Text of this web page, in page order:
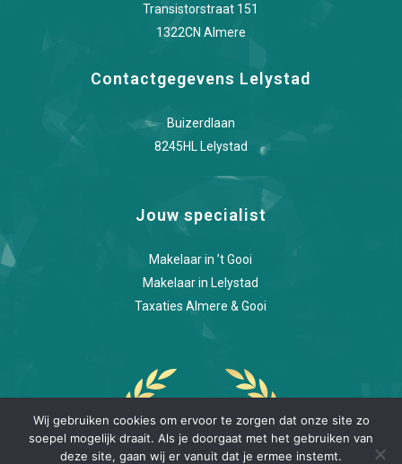
Transistorstraat 151
1322CN Almere
Contactgegevens Lelystad
Buizerdlaan
8245HL Lelystad
Jouw specialist
Makelaar in ’t Gooi
Makelaar in Lelystad
Taxaties Almere & Gooi
Wij gebruiken cookies om ervoor te zorgen dat onze site zo
soepel mogelijk draait. Als je doorgaat met het gebruiken van
deze site, gaan wij er vanuit dat je ermee instemt.